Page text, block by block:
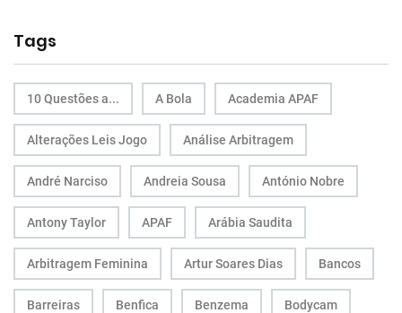
Tags
10 Questões a... A Bola Academia APAF
Alterações Leis Jogo Análise Arbitragem
André Narciso Andreia Sousa António Nobre
Antony Taylor APAF Arábia Saudita
Arbitragem Feminina Artur Soares Dias Bancos
Barreiras Benfica Benzema Bodycam